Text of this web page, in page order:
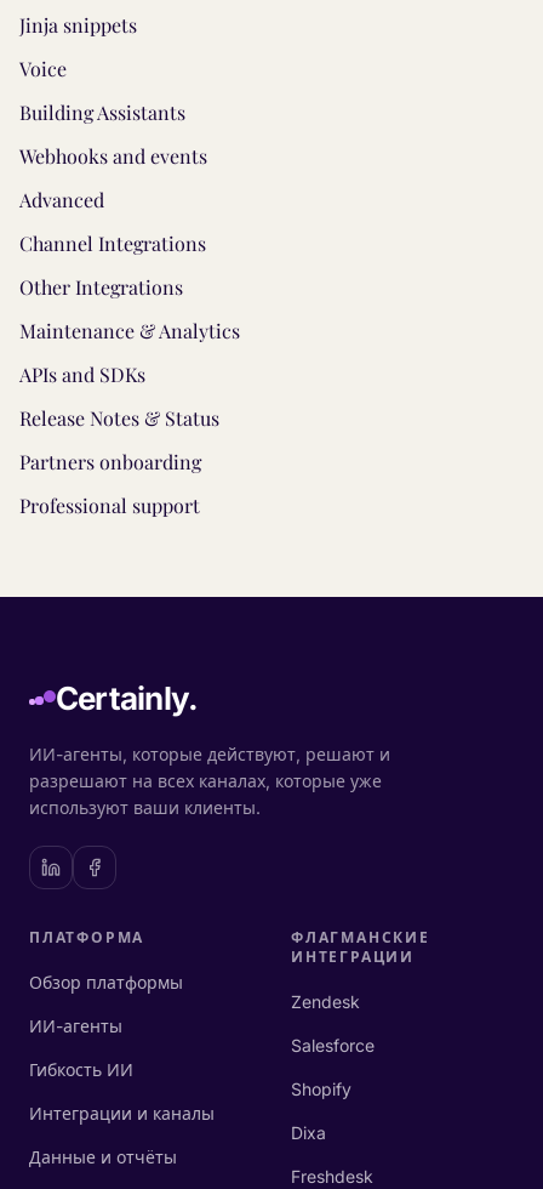
Jinja snippets
Voice
Building Assistants
Webhooks and events
Advanced
Channel Integrations
Other Integrations
Maintenance & Analytics
APIs and SDKs
Release Notes & Status
Partners onboarding
Professional support
Certainly.
ИИ-агенты, которые действуют, решают и
разрешают на всех каналах, которые уже
используют ваши клиенты.
ПЛАТФОРМА
Обзор платформы
ИИ-агенты
Гибкость ИИ
Интеграции и каналы
Данные и отчёты
ФЛАГМАНСКИЕ
ИНТЕГРАЦИИ
Zendesk
Salesforce
Shopify
Dixa
Freshdesk